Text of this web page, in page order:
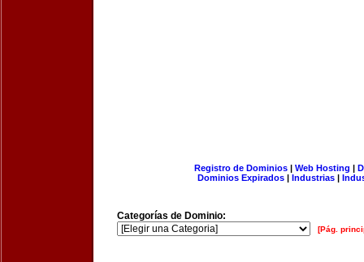
Registro de Dominios| Web Hosting |
Dominios Expirados | Industrias |
Categorías de Dominio:
[Pág.